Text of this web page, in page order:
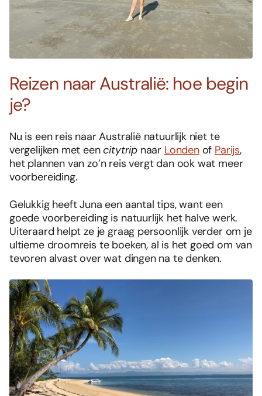
Reizen naar Australië: hoe begin
je?
Nu is een reis naar Australië natuurlijk niet te
vergelijken met eencitytrip naar Londenof Parijs,
het plannen van zo’n reis vergt dan ook wat meer
voorbereiding.
Gelukkig heeft Juna een aantal tips, want een
goede voorbereiding is natuurlijk het halve werk.
Uiteraard helpt ze je graag persoonlijk verder om je
ultieme droomreis te boeken, al is het goed om van
tevoren alvast over wat dingen na te denken.